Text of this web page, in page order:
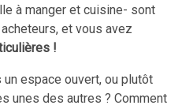
à manger et cuisine- sont
et vous avez
!
espace ouvert, ou plutôt
unes des autres ? Comment